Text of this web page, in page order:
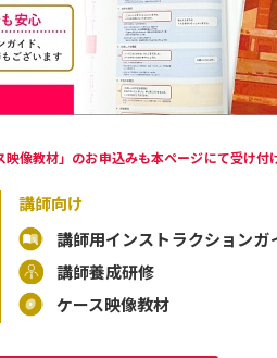
像教材」のお申込みも本ページにて受け付
講師向け
講師用インストラクションガ
講師養成研修
ケース映像教材